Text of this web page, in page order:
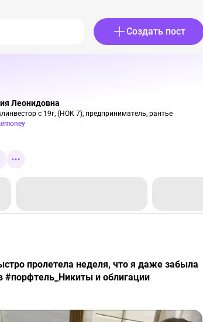
Создать пост
Леонидовна
#порфтель_Никиты и облигации
Русагро #RAGR на дивидендном гэпе.